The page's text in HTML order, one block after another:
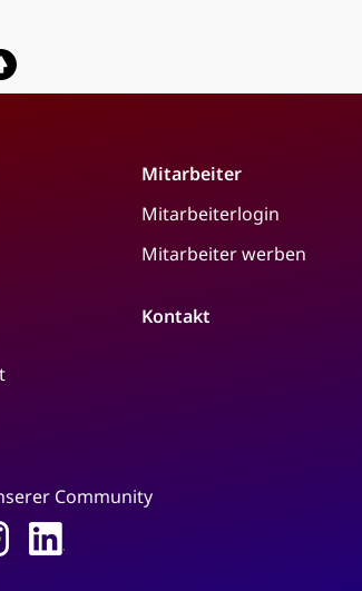
Mitarbeiter
Mitarbeiterlogin
Mitarbeiter werben
Kontakt
Community